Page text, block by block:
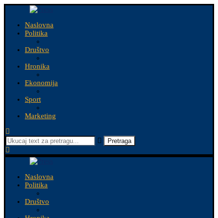
Naslovna
Politika
Društvo
Hronika
Ekonomija
Sport
Marketing
Pretraga
Naslovna
Politika
Društvo